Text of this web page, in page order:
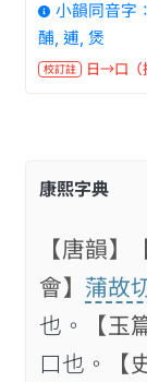
小韻同音字
酺, 逋, 煲
校訂註 日→口（
康熙字典
【唐韻】
會】 蒲故
也。
【玉
口也。
【